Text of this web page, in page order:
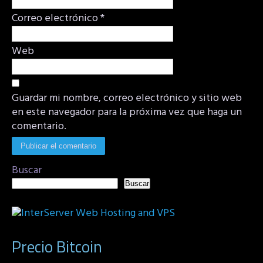
Correo electrónico*
Web
Guardar mi nombre, correo electrónico y sitio web
en este navegador para la próxima vez que haga un
comentario.
Buscar
Buscar
Precio Bitcoin